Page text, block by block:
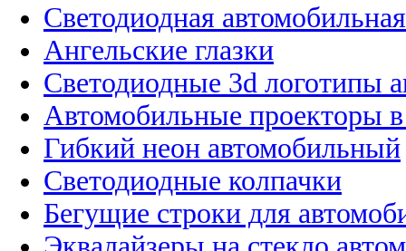
Светодиодная
Ангельские глазки
Светодиодные 3d логотипы
Автомобильные проекторы
Гибкий неон автомобильный
Светодиодные колпачки
Бегущие строки для